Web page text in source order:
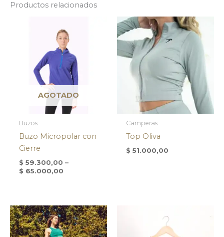
Productos relacionados
AGOTADO
Buzos
Buzo Micropolar con
Cierre
$ 59.300,00 –
$ 65.000,00
Camperas
Top Oliva
$ 51.000,00